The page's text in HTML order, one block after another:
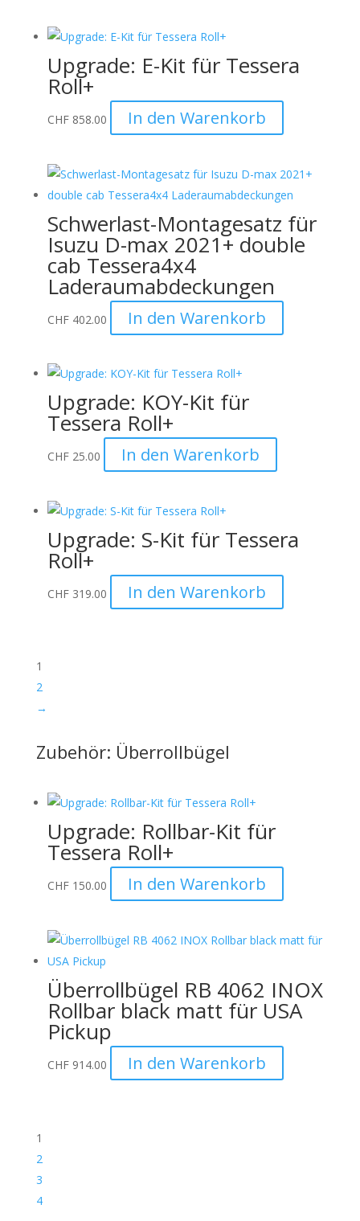
Upgrade: E-Kit für Tessera
Roll+
CHF858.00 In den Warenkorb
Schwerlast-Montagesatz für
Isuzu D-max 2021+ double
cab Tessera4x4
Laderaumabdeckungen
CHF402.00 In den Warenkorb
Upgrade: KOY-Kit für
Tessera Roll+
CHF25.00 In den Warenkorb
Upgrade: S-Kit für Tessera
Roll+
CHF319.00 In den Warenkorb
1
2
→
Zubehör: Überrollbügel
Upgrade: Rollbar-Kit für
Tessera Roll+
CHF150.00 In den Warenkorb
Überrollbügel RB 4062 INOX
Rollbar black matt für USA
Pickup
CHF914.00 In den Warenkorb
1
2
3
4